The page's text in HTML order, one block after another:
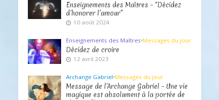
Enseignements des Maîtres – “Décidez
d’honorer l’amour”
10 août 2024
Enseignements des Maîtres•Messages du jour
Décidez de croire
12 avril 2023
Archange Gabriel•Messages du jour
Message de l’Archange Gabriel – Une vie
magique est absolument à la portée de